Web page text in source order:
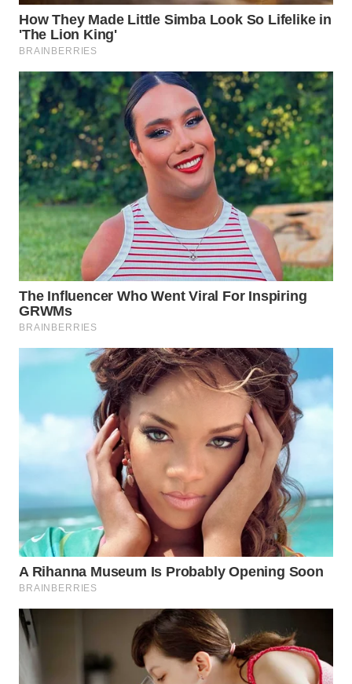
WN
INDRAMAYU
WN
KUNINGAN
WN
MAJALENGKA
WN
SUBANG
WN
SUKABUMI
WN
PURWAKARTA
WN
SEMARANG
WN
SOLO
WN
BOROBUDUR
WN
MADURA